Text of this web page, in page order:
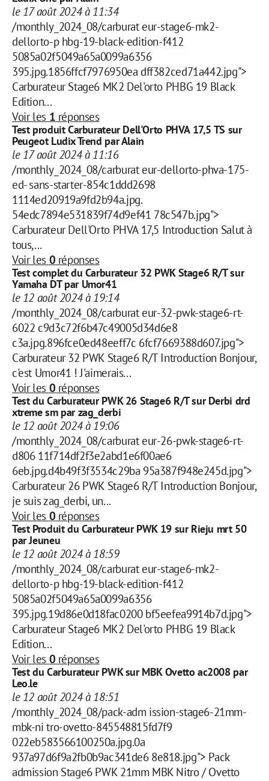
le 17 août 2024 à 11:34
/monthly_2024_08/carburat eur-stage6-mk2-
dellorto-p hbg-19-black-edition-f412
5085a02f5049a65a0099a6356
395.jpg.1856ffcf7976950ea dff382ced71a442.jpg">
Carburateur Stage6 MK2 Del'orto PHBG 19 Black
Edition...
Voir les 1 réponses
Test produit Carburateur Dell'Orto PHVA 17,5 TS sur
Peugeot Ludix Trend par Alain
le 17 août 2024 à 11:16
/monthly_2024_08/carburat eur-dellorto-phva-175-
ed- sans-starter-854c1ddd2698
1114ed20919a9fd2b94a.jpg.
54edc7894e531839f74d9ef41 78c547b.jpg">
Carburateur Dell'Orto PHVA 17,5 Introduction Salut à
tous,...
Voir les 0 réponses
Test complet du Carburateur 32 PWK Stage6 R/T sur
Yamaha DT par Umor41
le 12 août 2024 à 19:14
/monthly_2024_08/carburat eur-32-pwk-stage6-rt-
6022 c9d3c72f6b47c49005d34d6e8
c3a.jpg.896fce0ed48eeff7c 6fcf7669388d607.jpg">
Carburateur 32 PWK Stage6 R/T Introduction Bonjour,
c'est Umor41 ! J'aimerais...
Voir les 0 réponses
Test du Carburateur PWK 26 Stage6 R/T sur Derbi drd
xtreme sm par zag_derbi
le 12 août 2024 à 19:06
/monthly_2024_08/carburat eur-26-pwk-stage6-rt-
d806 11f714df2f3e2abd1e6f00ae6
6eb.jpg.d4b49f3f3534c29ba 95a387f948e245d.jpg">
Carburateur 26 PWK Stage6 R/T Introduction Bonjour,
je suis zag_derbi, un...
Voir les 0 réponses
Test Produit du Carburateur PWK 19 sur Rieju mrt 50
par Jeuneu
le 12 août 2024 à 18:59
/monthly_2024_08/carburat eur-stage6-mk2-
dellorto-p hbg-19-black-edition-f412
5085a02f5049a65a0099a6356
395.jpg.19d86e0d18fac0200 bf5eefea9914b7d.jpg">
Carburateur Stage6 MK2 Del'orto PHBG 19 Black
Edition...
Voir les 0 réponses
Test du Carburateur PWK sur MBK Ovetto ac2008 par
Leo.le
le 12 août 2024 à 18:51
/monthly_2024_08/pack-adm ission-stage6-21mm-
mbk-ni tro-ovetto-845548815fd7f9
022eb583566100250a.jpg.0a
937a97d6f9a2fb0b9ac341de6 8e818.jpg"> Pack
admission Stage6 PWK 21mm MBK Nitro / Ovetto